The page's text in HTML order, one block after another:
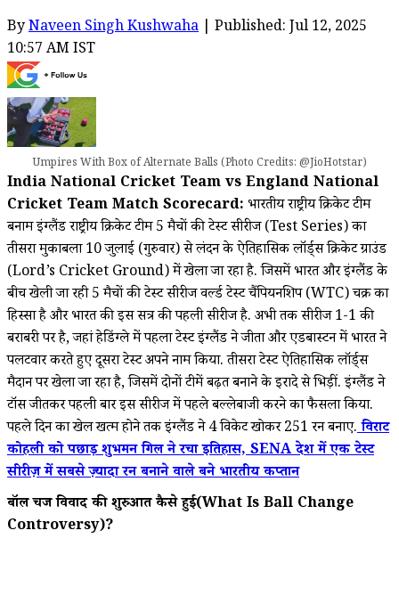
ByNaveen Singh Kushwaha | Published: Jul 12, 2025
10:57 AM IST
Umpires With Box of Alternate Balls (Photo Credits: @JioHotstar)
India National Cricket Team vs England National
Cricket Team Match Scorecard: भारतीय राष्ट्रीय क्रिकेट टीम
बनाम इंग्लैंड राष्ट्रीय क्रिकेट टीम 5 मैचों की टेस्ट सीरीज (Test Series) का
तीसरा मुकाबला 10 जुलाई (गुरुवार) से लंदन के ऐतिहासिक लॉर्ड्स क्रिकेट ग्राउंड
(Lord’s Cricket Ground) में खेला जा रहा है. जिसमें भारत और इंग्लैंड के
बीच खेली जा रही 5 मैचों की टेस्ट सीरीज वर्ल्ड टेस्ट चैंपियनशिप (WTC) चक्र का
हिस्सा है और भारत की इस सत्र की पहली सीरीज है. अभी तक सीरीज 1-1 की
बराबरी पर है, जहां हेडिंग्ले में पहला टेस्ट इंग्लैंड ने जीता और एडबास्टन में भारत ने
पलटवार करते हुए दूसरा टेस्ट अपने नाम किया. तीसरा टेस्ट ऐतिहासिक लॉर्ड्स
मैदान पर खेला जा रहा है, जिसमें दोनों टीमें बढ़त बनाने के इरादे से भिड़ीं. इंग्लैंड ने
टॉस जीतकर पहली बार इस सीरीज में पहले बल्लेबाजी करने का फैसला किया.
पहले दिन का खेल खत्म होने तक इंग्लैंड ने 4 विकेट खोकर 251 रन बनाए.विराट
कोहली को पछाड़ शुभमन गिल ने रचा इतिहास, SENA देश में एक टेस्ट
सीरीज़ में सबसे ज़्यादा रन बनाने वाले बने भारतीय कप्तान
बॉल चेंज विवाद की शुरुआत कैसे हुई(What Is Ball Change
Controversy)?